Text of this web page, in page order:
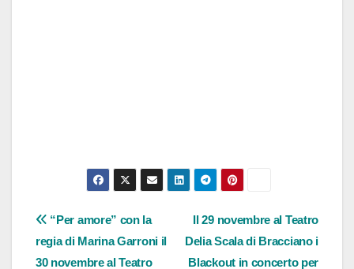
Navigazione
articoli
Il 29 novembre al Teatro
Delia Scala di Bracciano i
Blackout in concerto per
“Per amore” con la
regia di Marina Garroni il
30 novembre al Teatro